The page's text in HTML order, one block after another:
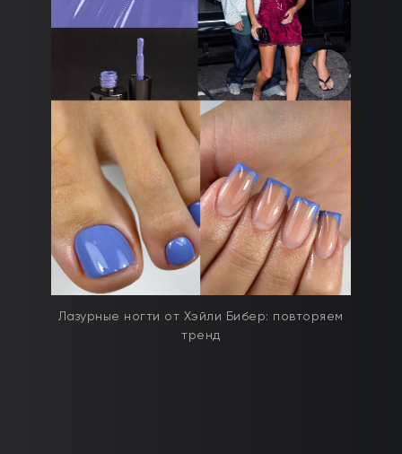
Лазурные ногти от Хэйли Бибер: повторяем
тренд